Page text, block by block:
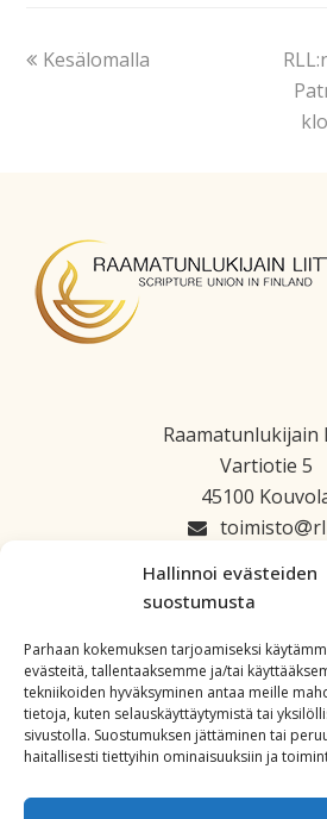
Hallinnoi evästeiden
suostumusta
Parhaan kokemuksen tarjoamiseksi
evästeitä, tallentaaksemme ja/tai
tekniikoiden hyväksyminen antaa meille
tietoja, kuten selauskäyttäytymistä tai
sivustolla. Suostumuksen jättäminen tai
haitallisesti tiettyihin ominaisuuksiin ja
Kesälomalla
Raamatunlukijain
Vartiotie 5
45100
toimisto